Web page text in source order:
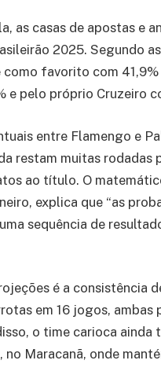
as casas de apostas e
2025. Segundo
favorito com
e pelo próprio Cruzeiro
entre Flamengo e
restam muitas
ao título. O
explica que “as
sequência de
é a consistência
em 16 jogos, ambas
o time carioca ainda
Maracanã, onde